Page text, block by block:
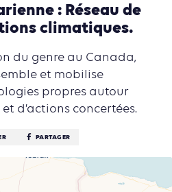
: Réseau de
climatiques.
du genre au Canada,
et mobilise
propres autour
d’actions concertées.
PARTAGER